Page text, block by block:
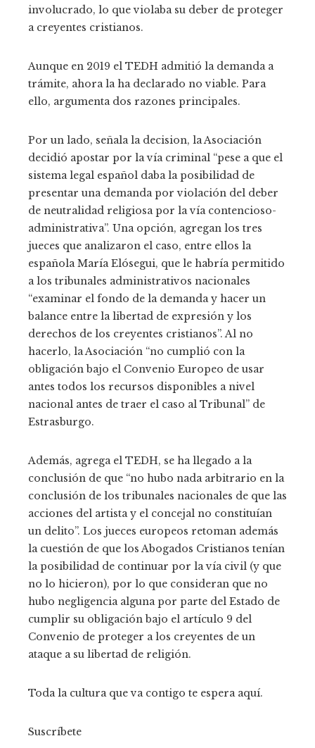
involucrado, lo que violaba su deber de proteger
a creyentes cristianos.
Aunque en 2019 el TEDH admitió la demanda a
trámite, ahora la ha declarado no viable. Para
ello, argumenta dos razones principales.
Por un lado, señala la decision, la Asociación
decidió apostar por la vía criminal “pese a que el
sistema legal español daba la posibilidad de
presentar una demanda por violación del deber
de neutralidad religiosa por la vía contencioso-
administrativa”. Una opción, agregan los tres
jueces que analizaron el caso, entre ellos la
española María Elósegui, que le habría permitido
a los tribunales administrativos nacionales
“examinar el fondo de la demanda y hacer un
balance entre la libertad de expresión y los
derechos de los creyentes cristianos”. Al no
hacerlo, la Asociación “no cumplió con la
obligación bajo el Convenio Europeo de usar
antes todos los recursos disponibles a nivel
nacional antes de traer el caso al Tribunal” de
Estrasburgo.
Además, agrega el TEDH, se ha llegado a la
conclusión de que “no hubo nada arbitrario en la
conclusión de los tribunales nacionales de que las
acciones del artista y el concejal no constituían
un delito”. Los jueces europeos retoman además
la cuestión de que los Abogados Cristianos tenían
la posibilidad de continuar por la vía civil (y que
no lo hicieron), por lo que consideran que no
hubo negligencia alguna por parte del Estado de
cumplir su obligación bajo el artículo 9 del
Convenio de proteger a los creyentes de un
ataque a su libertad de religión.
Toda la cultura que va contigo te espera aquí.
Suscríbete